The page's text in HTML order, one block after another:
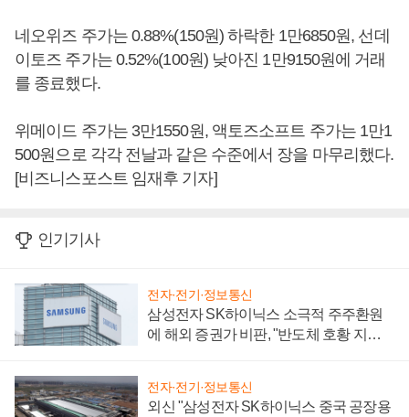
네오위즈 주가는 0.88%(150원) 하락한 1만6850원, 선데
이토즈 주가는 0.52%(100원) 낮아진 1만9150원에 거래
를 종료했다.
위메이드 주가는 3만1550원, 액토즈소프트 주가는 1만1
500원으로 각각 전날과 같은 수준에서 장을 마무리했다.
[비즈니스포스트 임재후 기자]
인기기사
전자·전기·정보통신
삼성전자 SK하이닉스 소극적 주주환원
에 해외 증권가 비판, "반도체 호황 지속
전자·전기·정보통신
외신 "삼성전자 SK하이닉스 중국 공장용